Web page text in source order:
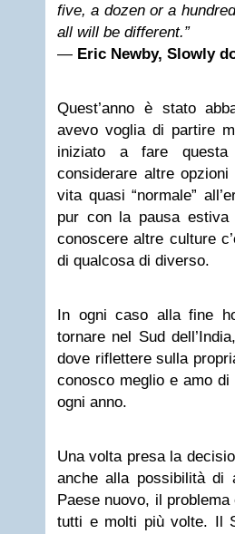
five, a dozen or a
all will be different.”
― Eric Newby, Slowly
Quest’anno è stato
avevo voglia di partire
iniziato a fare
considerare altre
vita quasi “normale”
pur con la pausa
conoscere altre culture
di qualcosa di diverso.
In ogni caso alla fine
tornare nel Sud
dove riflettere sulla
conosco meglio e amo
ogni anno.
Una volta presa la
anche alla possibilità di
Paese nuovo, il
tutti e molti più volte. Il